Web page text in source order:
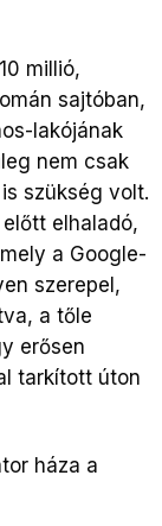
millió,
sajtóban,
lakójának
nem csak
szükség volt.
elhaladó,
a Google-
szerepel,
a tőle
erősen
tarkított úton